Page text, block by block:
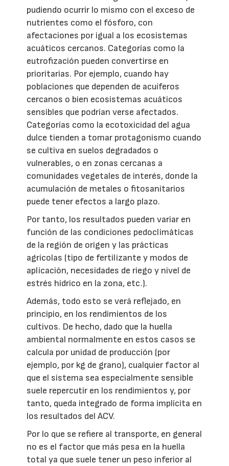
pudiendo ocurrir lo mismo con el exceso de
nutrientes como el fósforo, con
afectaciones por igual a los ecosistemas
acuáticos cercanos. Categorías como la
eutrofización pueden convertirse en
prioritarias. Por ejemplo, cuando hay
poblaciones que dependen de acuíferos
cercanos o bien ecosistemas acuáticos
sensibles que podrían verse afectados.
Categorías como la ecotoxicidad del agua
dulce tienden a tomar protagonismo cuando
se cultiva en suelos degradados o
vulnerables, o en zonas cercanas a
comunidades vegetales de interés, donde la
acumulación de metales o fitosanitarios
puede tener efectos a largo plazo.
Por tanto, los resultados pueden variar en
función de las condiciones pedoclimáticas
de la región de origen y las prácticas
agrícolas (tipo de fertilizante y modos de
aplicación, necesidades de riego y nivel de
estrés hídrico en la zona, etc.).
Además, todo esto se verá reflejado, en
principio, en los rendimientos de los
cultivos. De hecho, dado que la huella
ambiental normalmente en estos casos se
calcula por unidad de producción (por
ejemplo, por kg de grano), cualquier factor al
que el sistema sea especialmente sensible
suele repercutir en los rendimientos y, por
tanto, queda integrado de forma implícita en
los resultados del ACV.
Por lo que se refiere al transporte, en general
no es el factor que más pesa en la huella
total ya que suele tener un peso inferior al